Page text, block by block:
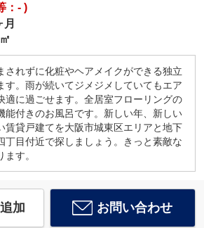
：- )
月
されずに化粧やヘアメイクができる独立
す。雨が続いてジメジメしていてもエア
適に過ごせます。全居室フローリングの
能付きのお風呂です。新しい年、新しい
賃貸戸建てを大阪市城東区エリアと地下
丁目付近で探しましょう。きっと素敵な
す。
加 お問い合わせ